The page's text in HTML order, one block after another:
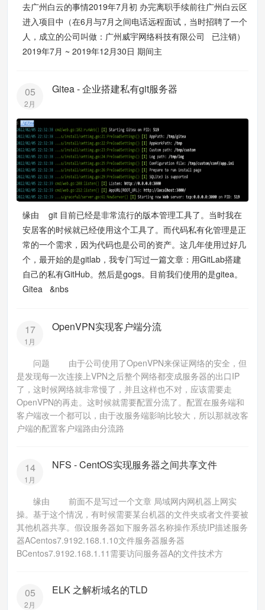
去广州白云的事情2019年7月初 办完离职手续前往广州白云区
进入项目中（在6月与7月之间电话远程面试，当时招聘了一个
人，成立的公司叫做：广州威宇网络科技有限公司 已注销）
2019年7月 ~ 2019年12月30日 期间主
05
2月
Gitea - 企业搭建私有git服务器
缘由 git 目前已经是非常流行的版本管理工具了。当时我在
安居客的时候就已经使用这个工具了。而代码私有化管理是正
常的一个需求，因为代码也是公司的资产。这几年使用过好几
个，最开始的是gitlab，我专门写过一篇文章：用GitLab搭建
自己的私有GitHub。然后是gogs。目前我们使用的是gitea。
Gitea &nbs
17
1月
OpenVPN实现客户端分流
问题 由于公司使用了OpenVPN来保证网络的安全，但
是发现每一次连接上VPN之后整个网络都变成服务器的出口IP
了，这时候网络就非常慢了，并且这样也不对，应该需要走
OpenVPN的再走。这时候就需要配置分流了。配置在服务端和
客户端改一个都可以，由于改服务端影响比较大，所以那就改客
户端的配置客户端路由分流路
14
1月
NFS - CentOS实现服务器之间共享文件
缘由 前面不是写过一个文章 局域网内网机器上网实
操。基于这个情况，有时候需要某台机器的文件夹或者文件要被
其他机器共享。假设服务器如下服务器名称操作系统IP描述服务
器ACentos7.9192.168.1.10文件服务器服务器
BCentos7.9192.168.1.11需要访问服务器A的文件技术方
05
2月
ELK 之解析域名的TLD